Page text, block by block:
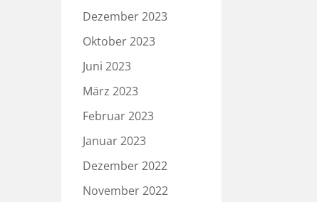
Dezember 2023
Oktober 2023
Juni 2023
März 2023
Februar 2023
Januar 2023
Dezember 2022
November 2022